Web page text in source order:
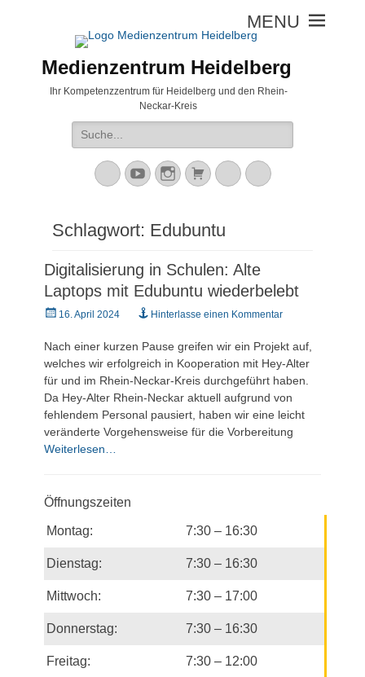
Medienzentrum Heidelberg
Ihr Kompetenzzentrum für Heidelberg und den Rhein-
Neckar-Kreis
Suche
nach:
Mastodon
YouTubeInstagramWarenkorb
CloudPeertube
Schlagwort: Edubuntu
Digitalisierung in Schulen: Alte
Laptops mit Edubuntu wiederbelebt
Veröffentlicht
16. April 2024 Hinterlasse einen Kommentar
Nach einer kurzen Pause greifen wir ein Projekt auf,
welches wir erfolgreich in Kooperation mit Hey-Alter
für und im Rhein-Neckar-Kreis durchgeführt haben.
Da Hey-Alter Rhein-Neckar aktuell aufgrund von
fehlendem Personal pausiert, haben wir eine leicht
veränderte Vorgehensweise für die Vorbereitung
Weiterlesen…
Öffnungszeiten
Montag: 7:30 – 16:30
Dienstag: 7:30 – 16:30
Mittwoch: 7:30 – 17:00
Donnerstag: 7:30 – 16:30
Freitag: 7:30 – 12:00